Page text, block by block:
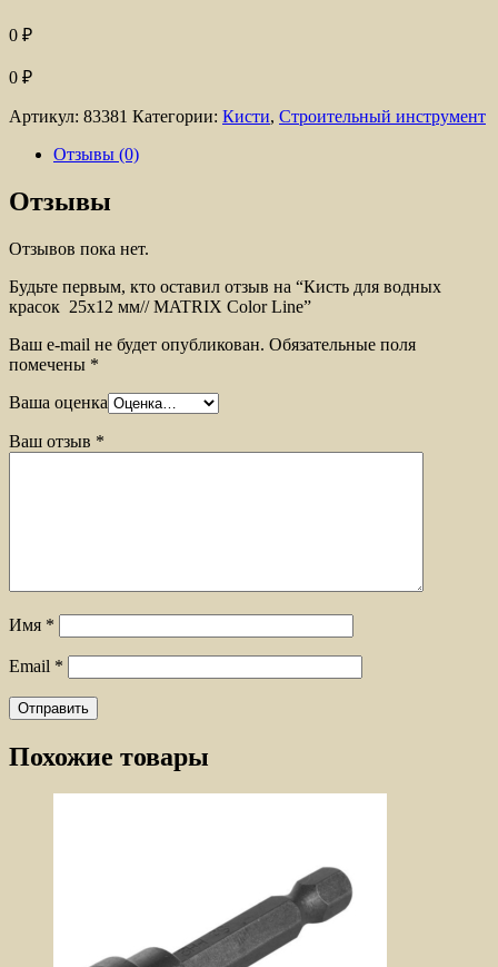
0 ₽
0 ₽
Артикул: 83381 Категории: Кисти, Строительный инструмент
Отзывы (0)
Отзывы
Отзывов пока нет.
Будьте первым, кто оставил отзыв на “Кисть для водных
красок 25х12 мм// MATRIX Color Line”
Ваш e-mail не будет опубликован. Обязательные поля
помечены *
Ваша оценка
Ваш отзыв *
Имя *
Email *
Похожие товары